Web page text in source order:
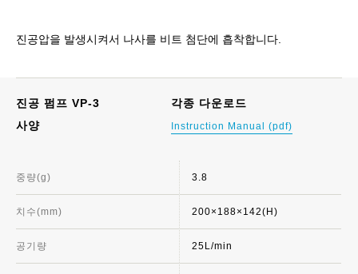
진공압을 발생시켜서 나사를 비트 첨단에 흡착합니다.
진공 펌프 VP-3
사양
각종 다운로드
Instruction Manual (pdf)
중량(g)
치수(mm)
공기량
3.8
200×188×142(H)
25L/min